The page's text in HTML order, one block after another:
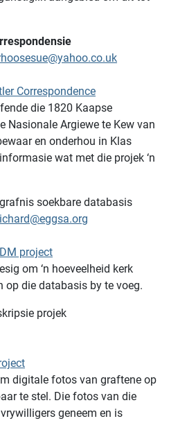
Correspondence
die 1820 Kaapse
Nasionale Argiewe te Kew van
en onderhou in Klas
wat met die projek ‘n
soekbare databasis
project
om ‘n hoeveelheid kerk
op die databasis by te voeg.
projek
digitale fotos van graftene op
te stel. Die fotos van die
geneem en is